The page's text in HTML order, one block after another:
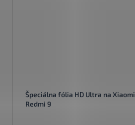
Špeciálna fólia HD Ultra na Xiaomi
Redmi 9